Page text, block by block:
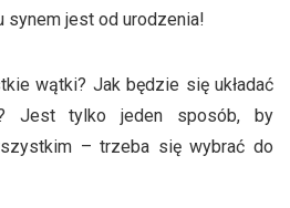
synem jest od urodzenia!
wątki? Jak będzie się układać
Jest tylko jeden sposób, by
– trzeba się wybrać do